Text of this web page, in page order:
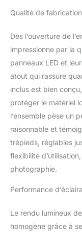
Qualité de
Dès l’ouverture de
impressionne par la
panneaux LED et
atout qui rassure
inclus est bien
protéger le matériel
l’ensemble pèse un
raisonnable et
trépieds, réglables
flexibilité
photographie.
Performance
Le rendu lumineux
homogène grâce à